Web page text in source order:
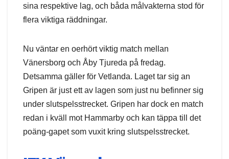
sina respektive lag, och båda målvakterna stod för
flera viktiga räddningar.
Nu väntar en oerhört viktig match mellan
Vänersborg och Åby Tjureda på fredag.
Detsamma gäller för Vetlanda. Laget tar sig an
Gripen är just ett av lagen som just nu befinner sig
under slutspelsstrecket. Gripen har dock en match
redan i kväll mot Hammarby och kan täppa till det
poäng-gapet som vuxit kring slutspelsstrecket.